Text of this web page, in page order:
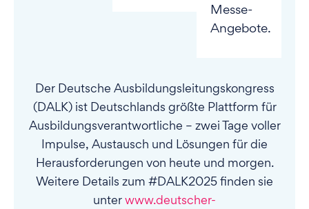
Messe-
Angebote.
Der Deutsche Ausbildungsleitungskongress
(DALK) ist Deutschlands größte Plattform für
Ausbildungsverantwortliche – zwei Tage voller
Impulse, Austausch und Lösungen für die
Herausforderungen von heute und morgen.
Weitere Details zum #DALK2025 finden sie
unterwww.deutscher-